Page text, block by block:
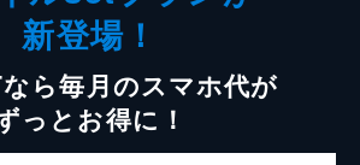
新登場！
ら毎月のスマホ代が
っとお得に！